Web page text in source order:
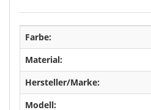
Farbe:
Material:
Hersteller/Marke:
Modell: